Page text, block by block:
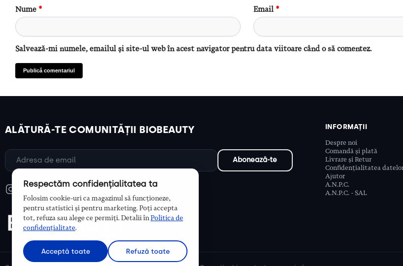
Nume * Email *
Salvează-mi numele, emailul și site-ul web în acest navigator pentru data viitoare când o să comentez.
ALĂTURĂ-TE COMUNITĂȚII BIOBEAUTY INFORMAȚII
Despre noi
Comandă și plată
Livrare și Retur
Confidențialitatea
Ajutor
A.N.P.C.
A.N.P.C. - SAL
Respectăm confidențialitatea ta
Folosim cookie-uri ca magazinul să funcționeze,
pentru statistici și pentru marketing. Poți accepta
tot, refuza sau alege ce permiți. Detalii înPolitica de
confidențialitate.
Acceptă toate Refuză toate